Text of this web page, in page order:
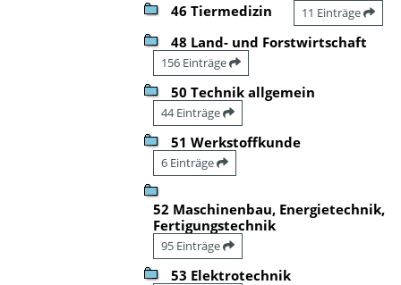
46 Tiermedizin 11 Einträge
48 Land- und Forstwirtschaft
156 Einträge
50 Technik allgemein
44 Einträge
51 Werkstoffkunde
6 Einträge
52 Maschinenbau, Energietechnik,
Fertigungstechnik
95 Einträge
53 Elektrotechnik